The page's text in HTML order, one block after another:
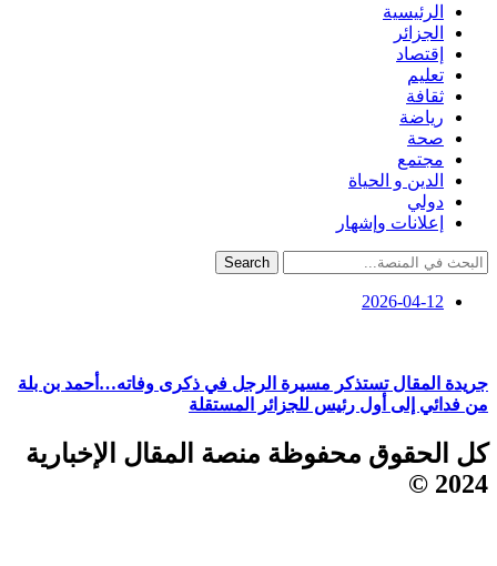
الرئيسية
الجزائر
إقتصاد
تعليم
ثقافة
رياضة
صحة
مجتمع
الدين و الحياة
دولي
إعلانات وإشهار
Search
2026-04-12
جريدة المقال تستذكر مسيرة الرجل في ذكرى وفاته…أحمد بن بلة
من فدائي إلى أول رئيس للجزائر المستقلة
كل الحقوق محفوظة منصة المقال الإخبارية
2024 ©